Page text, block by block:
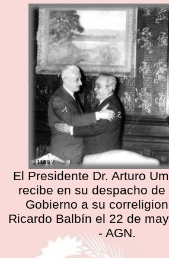
El Presidente Dr. Arturo
recibe en su despacho de
Gobierno a su
Ricardo Balbín el 22 de
- AGN.